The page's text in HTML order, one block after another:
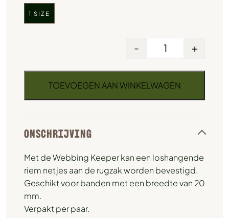
1 SIZE
- +
TOEVOEGEN AAN WINKELWAGEN
OMSCHRIJVING
Met de Webbing Keeper kan een loshangende
riem netjes aan de rugzak worden bevestigd.
Geschikt voor banden met een breedte van 20
mm.
Verpakt per paar.